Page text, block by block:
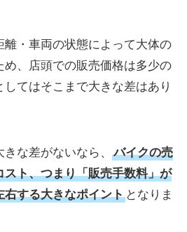
・車両の状態によって大体の
、店頭での販売価格は多少の
てはそこまで大きな差はあり
な差がないなら、
バイクの売
ト、つまり「販売手数料」が
する大きなポイントとなりま